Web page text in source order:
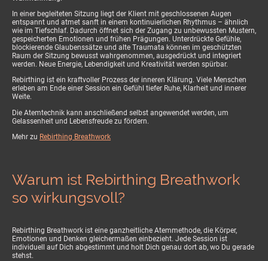
In einer begleiteten Sitzung liegt der Klient mit geschlossenen Augen
entspannt und atmet sanft in einem kontinuierlichen Rhythmus – ähnlich
wie im Tiefschlaf. Dadurch öffnet sich der Zugang zu unbewussten Mustern,
gespeicherten Emotionen und frühen Prägungen. Unterdrückte Gefühle,
blockierende Glaubenssätze und alte Traumata können im geschützten
Raum der Sitzung bewusst wahrgenommen, ausgedrückt und integriert
werden. Neue Energie, Lebendigkeit und Kreativität werden spürbar.
Rebirthing ist ein kraftvoller Prozess der inneren Klärung. Viele Menschen
erleben am Ende einer Session ein Gefühl tiefer Ruhe, Klarheit und innerer
Weite.
Die Atemtechnik kann anschließend selbst angewendet werden, um
Gelassenheit und Lebensfreude zu fördern.
Mehr zu Rebirthing Breathwork
Warum ist Rebirthing Breathwork
so wirkungsvoll?
Rebirthing Breathwork ist eine ganzheitliche Atemmethode, die Körper,
Emotionen und Denken gleichermaßen einbezieht. Jede Session ist
individuell auf Dich abgestimmt und holt Dich genau dort ab, wo Du gerade
stehst.